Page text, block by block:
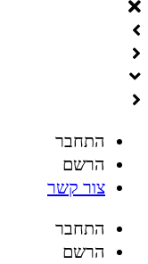
התחבר
הרשם
צור קשר
התחבר
הרשם